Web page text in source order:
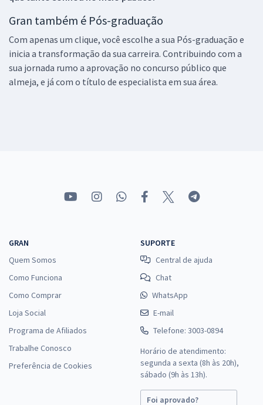
Gran também é Pós-graduação
Com apenas um clique, você escolhe a sua Pós-graduação e
inicia a transformação da sua carreira. Contribuindo com a
sua jornada rumo a aprovação no concurso público que
almeja, e já com o título de especialista em sua área.
GRAN
Quem Somos
Como Funciona
Como Comprar
Loja Social
Programa de Afiliados
Trabalhe Conosco
Preferência de Cookies
SUPORTE
Central de ajuda
Chat
WhatsApp
E-mail
Telefone: 3003-0894
Horário de atendimento:
segunda a sexta (8h às 20h),
sábado (9h às 13h).
Foi aprovado?